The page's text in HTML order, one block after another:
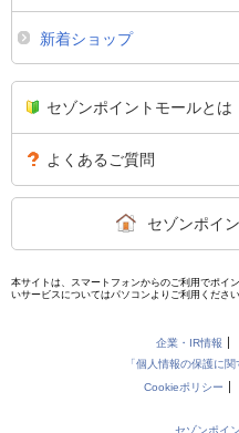
新着ショップ
セゾンポイントモールとは
よくあるご質問
セゾンポイ
本サイトは、スマートフォンからのご利用でポイ
いサービスについてはパソコンよりご利用ください
企業・IR情報
「個人情報の保護に
Cookieポリシー
セゾンポイ